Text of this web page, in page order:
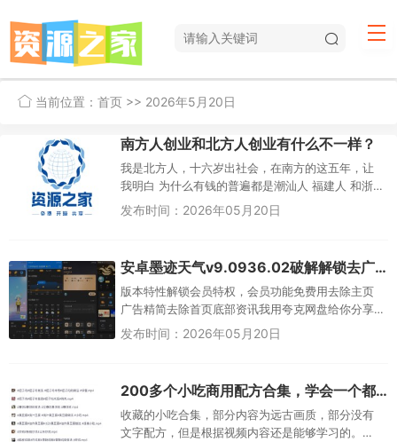
当前位置： 首页 >> 2026年5月20日
南方人创业和北方人创业有什么不一样？
我是北方人，十六岁出社会，在南方的这五年，让
我明白 为什么有钱的普遍都是潮汕人 福建人 和浙
商!南北方创业差异，核心是文化基因、这就造成了
他们的商业逻辑、做事风...
发布时间：2026年05月20日
安卓墨迹天气v9.0936.02破解解锁去广告VIP版
版本特性解锁会员特权，会员功能免费用去除主页
广告精简去除首页底部资讯我用夸克网盘给你分享
了「墨迹天气 9.0935.02会员版_Kunkka.apk」，
点击链接...
发布时间：2026年05月20日
200多个小吃商用配方合集，学会一个都是赚的！
收藏的小吃合集，部分内容为远古画质，部分没有
文字配方，但是根据视频内容还是能够学习的。